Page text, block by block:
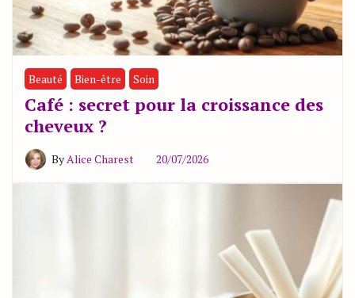
Beauté Bien-être Soin
Café : secret pour la croissance des
cheveux ?
ByAlice Charest 20/07/2026